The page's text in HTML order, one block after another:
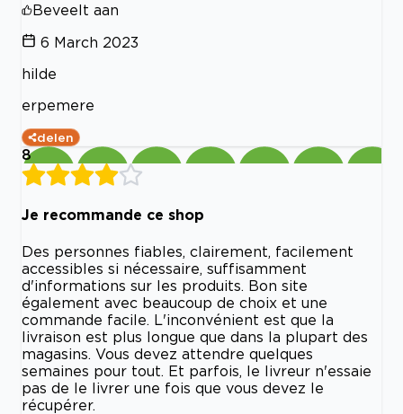
Beveelt aan
6 March 2023
hilde
erpemere
delen
8
Je recommande ce shop
Des personnes fiables, clairement, facilement
accessibles si nécessaire, suffisamment
d'informations sur les produits. Bon site
également avec beaucoup de choix et une
commande facile. L'inconvénient est que la
livraison est plus longue que dans la plupart des
magasins. Vous devez attendre quelques
semaines pour tout. Et parfois, le livreur n'essaie
pas de le livrer une fois que vous devez le
récupérer.